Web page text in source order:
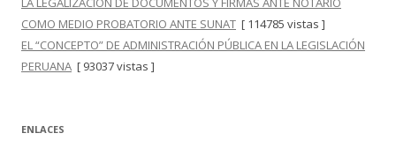
COMO MEDIO PROBATORIO ANTE SUNAT [ 114785 vistas ]
EL “CONCEPTO” DE ADMINISTRACIÓN PÚBLICA EN LA LEGISLACIÓN
PERUANA [ 93037 vistas ]
ENLACES